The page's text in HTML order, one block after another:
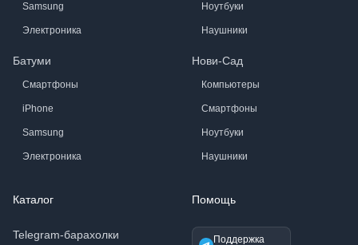
Samsung
Электроника
Батуми
Смартфоны
iPhone
Samsung
Электроника
Ноутбуки
Наушники
Нови-Сад
Компьютеры
Смартфоны
Ноутбуки
Наушники
Каталог
Telegram-барахолки
Помощь
Поддержка